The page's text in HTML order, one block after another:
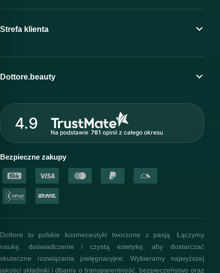
Strefa klienta
Moje konto
Program lojalnościowy
Strefa profesjonalisty
Dottore.beauty
O marce Dottore
Nasz zespół
Akademia i szkolenia
Baza wiedzy
4.9
Na podstawie 761 opiniiz całego okresu
Bezpieczne zakupy
Dottore to polskie kosmeceutyki tworzone z pasją. Łączymy
naukę, doświadczenie i czystą estetykę, aby dostarczać
skuteczne rozwiązania pielęgnacyjne. Wybieramy najwyższej
jakości składniki i dbamy o transparentność, bezpieczeństwo oraz